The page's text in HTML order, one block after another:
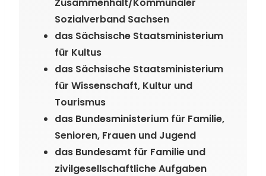
Sozialverband Sachsen
das Sächsische Staatsministerium
für Kultus
das Sächsische Staatsministerium
für Wissenschaft, Kultur und
Tourismus
das Bundesministerium für Familie,
Senioren, Frauen und Jugend
das Bundesamt für Familie und
zivilgesellschaftliche Aufgaben